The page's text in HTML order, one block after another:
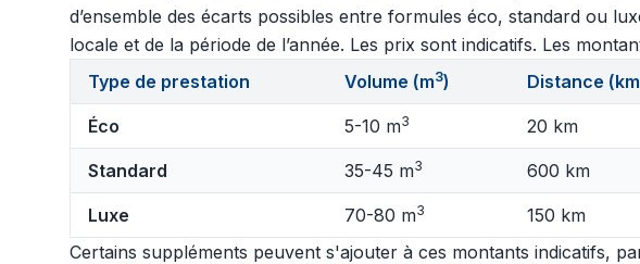
d’ensemble des écarts possibles entre formules éco, standard ou
locale et de la période de l’année. Les prix sont indicatifs. Les
Type de prestation
Volume (m3) Distance
Éco 5-10 m3 20 km
Standard 35-45 m3 600 km
Luxe 70-80 m3 150 km
Certains suppléments peuvent s'ajouter à ces montants indicatifs,